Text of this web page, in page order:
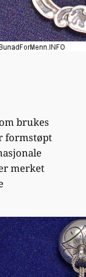
brukes
formstøpt
merket